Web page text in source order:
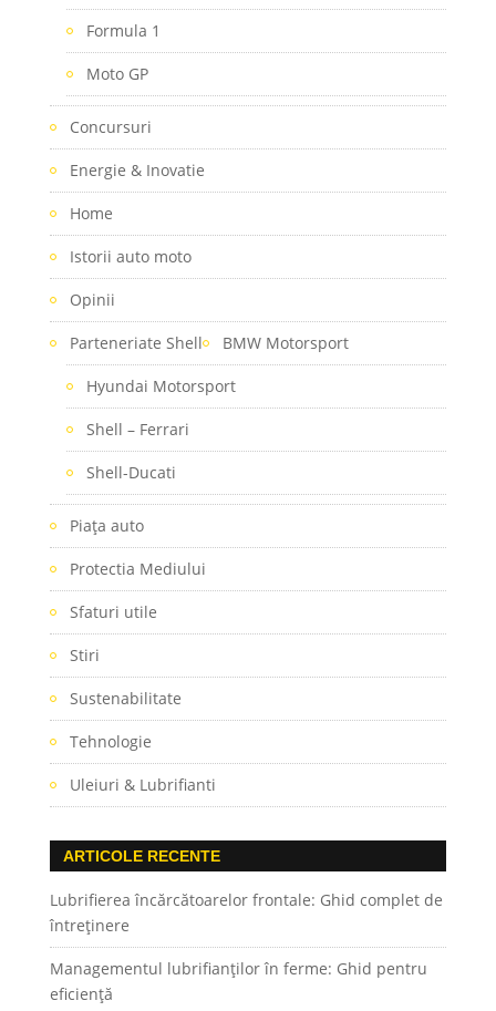
Formula 1
Moto GP
Concursuri
Energie & Inovatie
Home
Istorii auto moto
Opinii
Parteneriate Shell BMW Motorsport
Hyundai Motorsport
Shell – Ferrari
Shell-Ducati
Piaţa auto
Protectia Mediului
Sfaturi utile
Stiri
Sustenabilitate
Tehnologie
Uleiuri & Lubrifianti
ARTICOLE RECENTE
Lubrifierea încărcătoarelor frontale: Ghid complet de
întreținere
Managementul lubrifianților în ferme: Ghid pentru
eficiență